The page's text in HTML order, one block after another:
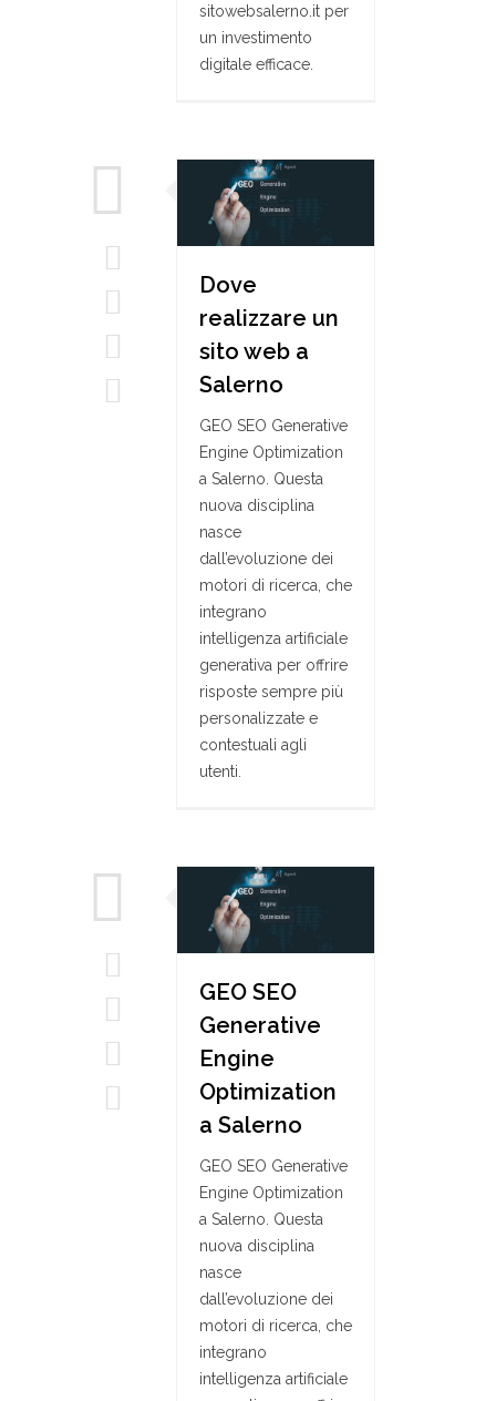
sitowebsalerno.it per
un investimento
digitale efficace.
Dove
realizzare un
sito web a
Salerno
GEO SEO Generative
Engine Optimization
a Salerno. Questa
nuova disciplina
nasce
dall’evoluzione dei
motori di ricerca, che
integrano
intelligenza artificiale
generativa per offrire
risposte sempre più
personalizzate e
contestuali agli
utenti.
GEO SEO
Generative
Engine
Optimization
a Salerno
GEO SEO Generative
Engine Optimization
a Salerno. Questa
nuova disciplina
nasce
dall’evoluzione dei
motori di ricerca, che
integrano
intelligenza artificiale